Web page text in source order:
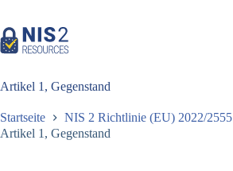
springen
Artikel 1, Gegenstand
Startseite
NIS 2 Richtlinie (EU) 2022/2555
Artikel 1, Gegenstand